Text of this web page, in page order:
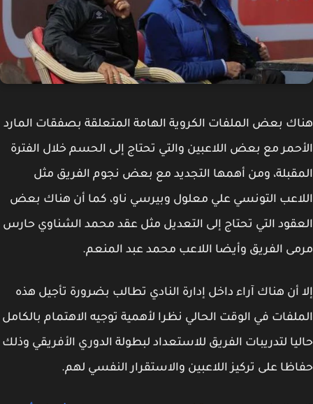
بعض الملفات الكروية الهامة المتعلقة بصفقات المارد
مع بعض اللاعبين والتي تحتاج إلى الحسم خلال الفترة
ومن أهمها التجديد مع بعض نجوم الفريق مثل
التونسي علي معلول وبيرسي ناو، كما أن هناك بعض
التي تحتاج إلى التعديل مثل عقد محمد الشناوي حارس
الفريق وأيضا اللاعب محمد عبد المنعم.
أن هناك آراء داخل إدارة النادي تطالب بضرورة تأجيل هذه
في الوقت الحالي نظرا لأهمية توجيه الاهتمام بالكامل
لتدريبات الفريق للاستعداد لبطولة الدوري الأفريقي وذلك
على تركيز اللاعبين والاستقرار النفسي لهم.